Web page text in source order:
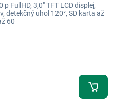
FullHD, 3,0" TFT LCD displej,
detekčný uhol 120°, SD karta až
60